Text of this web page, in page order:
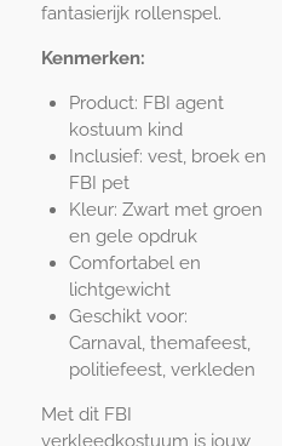
fantasierijk rollenspel.
Kenmerken:
Product: FBI agent
kostuum kind
Inclusief: vest, broek en
FBI pet
Kleur: Zwart met groen
en gele opdruk
Comfortabel en
lichtgewicht
Geschikt voor:
Carnaval, themafeest,
politiefeest, verkleden
Met dit FBI
verkleedkostuum is jouw